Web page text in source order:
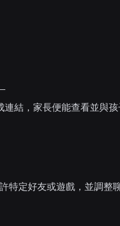
結，家長便能查看並與
特定好友或遊戲，並調整